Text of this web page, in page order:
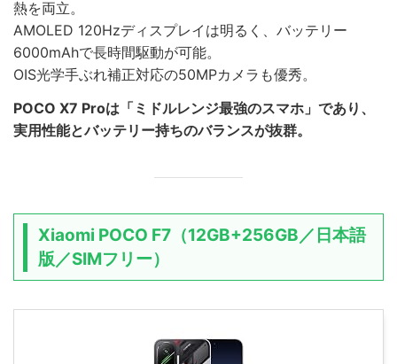
熱を両立。
AMOLED 120Hzディスプレイは明るく、バッテリー
6000mAhで長時間駆動が可能。
OIS光学手ぶれ補正対応の50MPカメラも優秀。
POCO X7 Proは「ミドルレンジ最強のスマホ」であり、
実用性能とバッテリー持ちのバランスが抜群。
Xiaomi POCO F7（12GB+256GB／日本語
版／SIMフリー）